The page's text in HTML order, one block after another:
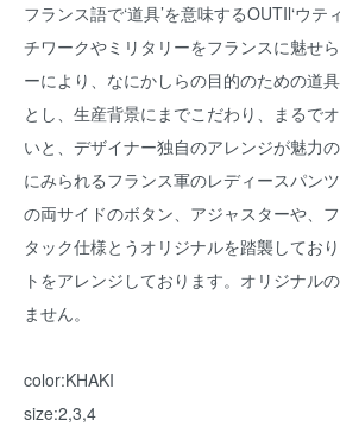
フランス語で‘道具’を意味するOUTIl‘ウテ
チワークやミリタリーをフランスに魅せ
ーにより、なにかしらの目的のための道
とし、生産背景にまでこだわり、まるで
いと、デザイナー独自のアレンジが魅力
にみられるフランス軍のレディースパン
の両サイドのボタン、アジャスターや、
タック仕様とうオリジナルを踏襲してお
トをアレンジしております。オリジナル
ません。
color:KHAKI
size:2,3,4